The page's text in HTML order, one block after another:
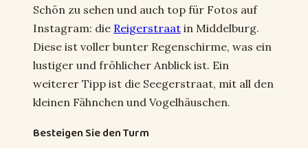
Schön zu sehen und auch top für Fotos auf
Instagram: die Reigerstraat in Middelburg.
Diese ist voller bunter Regenschirme, was ein
lustiger und fröhlicher Anblick ist. Ein
weiterer Tipp ist die Seegerstraat, mit all den
kleinen Fähnchen und Vogelhäuschen.
Besteigen Sie den Turm